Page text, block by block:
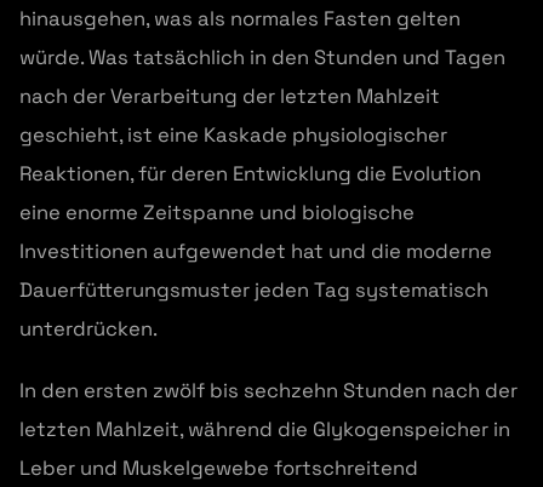
hinausgehen, was als normales Fasten gelten
würde. Was tatsächlich in den Stunden und Tagen
nach der Verarbeitung der letzten Mahlzeit
geschieht, ist eine Kaskade physiologischer
Reaktionen, für deren Entwicklung die Evolution
eine enorme Zeitspanne und biologische
Investitionen aufgewendet hat und die moderne
Dauerfütterungsmuster jeden Tag systematisch
unterdrücken.
In den ersten zwölf bis sechzehn Stunden nach der
letzten Mahlzeit, während die Glykogenspeicher in
Leber und Muskelgewebe fortschreitend